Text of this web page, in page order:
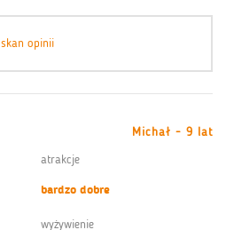
skan opinii
Michał - 9 lat
atrakcje
bardzo dobre
wyżywienie